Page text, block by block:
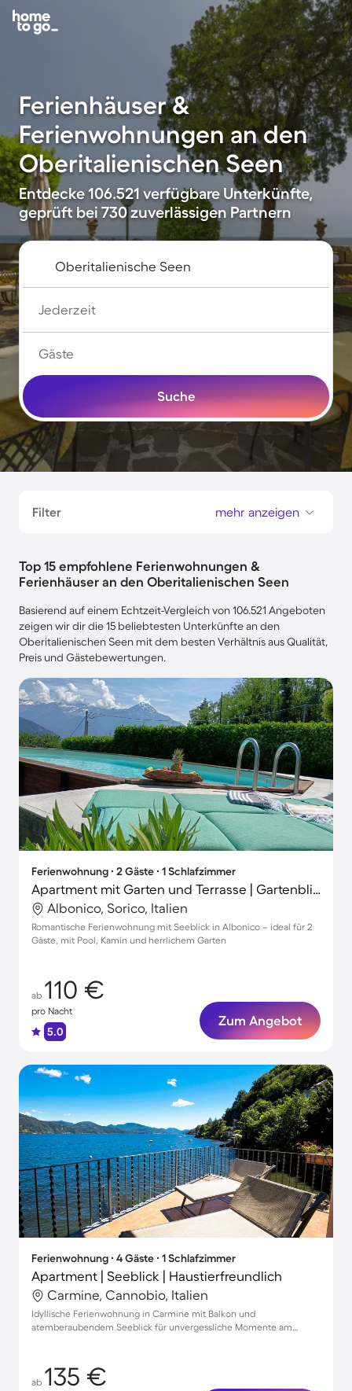
Ferienhäuser &
Ferienwohnungen an den
Oberitalienischen Seen
Entdecke 106.521 verfügbare Unterkünfte,
geprüft bei 730 zuverlässigen Partnern
Jederzeit
Gäste
Suche
Filter mehr anzeigen
Top 15 empfohlene Ferienwohnungen &
Ferienhäuser an den Oberitalienischen Seen
Basierend auf einem Echtzeit-Vergleich von 106.521 Angeboten
zeigen wir dir die 15 beliebtesten Unterkünfte an den
Oberitalienischen Seen mit dem besten Verhältnis aus Qualität,
Preis und Gästebewertungen.
Ferienwohnung ∙ 2 Gäste ∙ 1 Schlafzimmer
Apartment mit Garten und Terrasse | Gartenblick
Albonico, Sorico, Italien
Romantische Ferienwohnung mit Seeblick in Albonico – ideal für 2
Gäste, mit Pool, Kamin und herrlichem Garten
ab 110 €
pro Nacht
5.0
Zum Angebot
Ferienwohnung ∙ 4 Gäste ∙ 1 Schlafzimmer
Apartment | Seeblick | Haustierfreundlich
Carmine, Cannobio, Italien
Idyllische Ferienwohnung in Carmine mit Balkon und
atemberaubendem Seeblick für unvergessliche Momente am
ab 135 €